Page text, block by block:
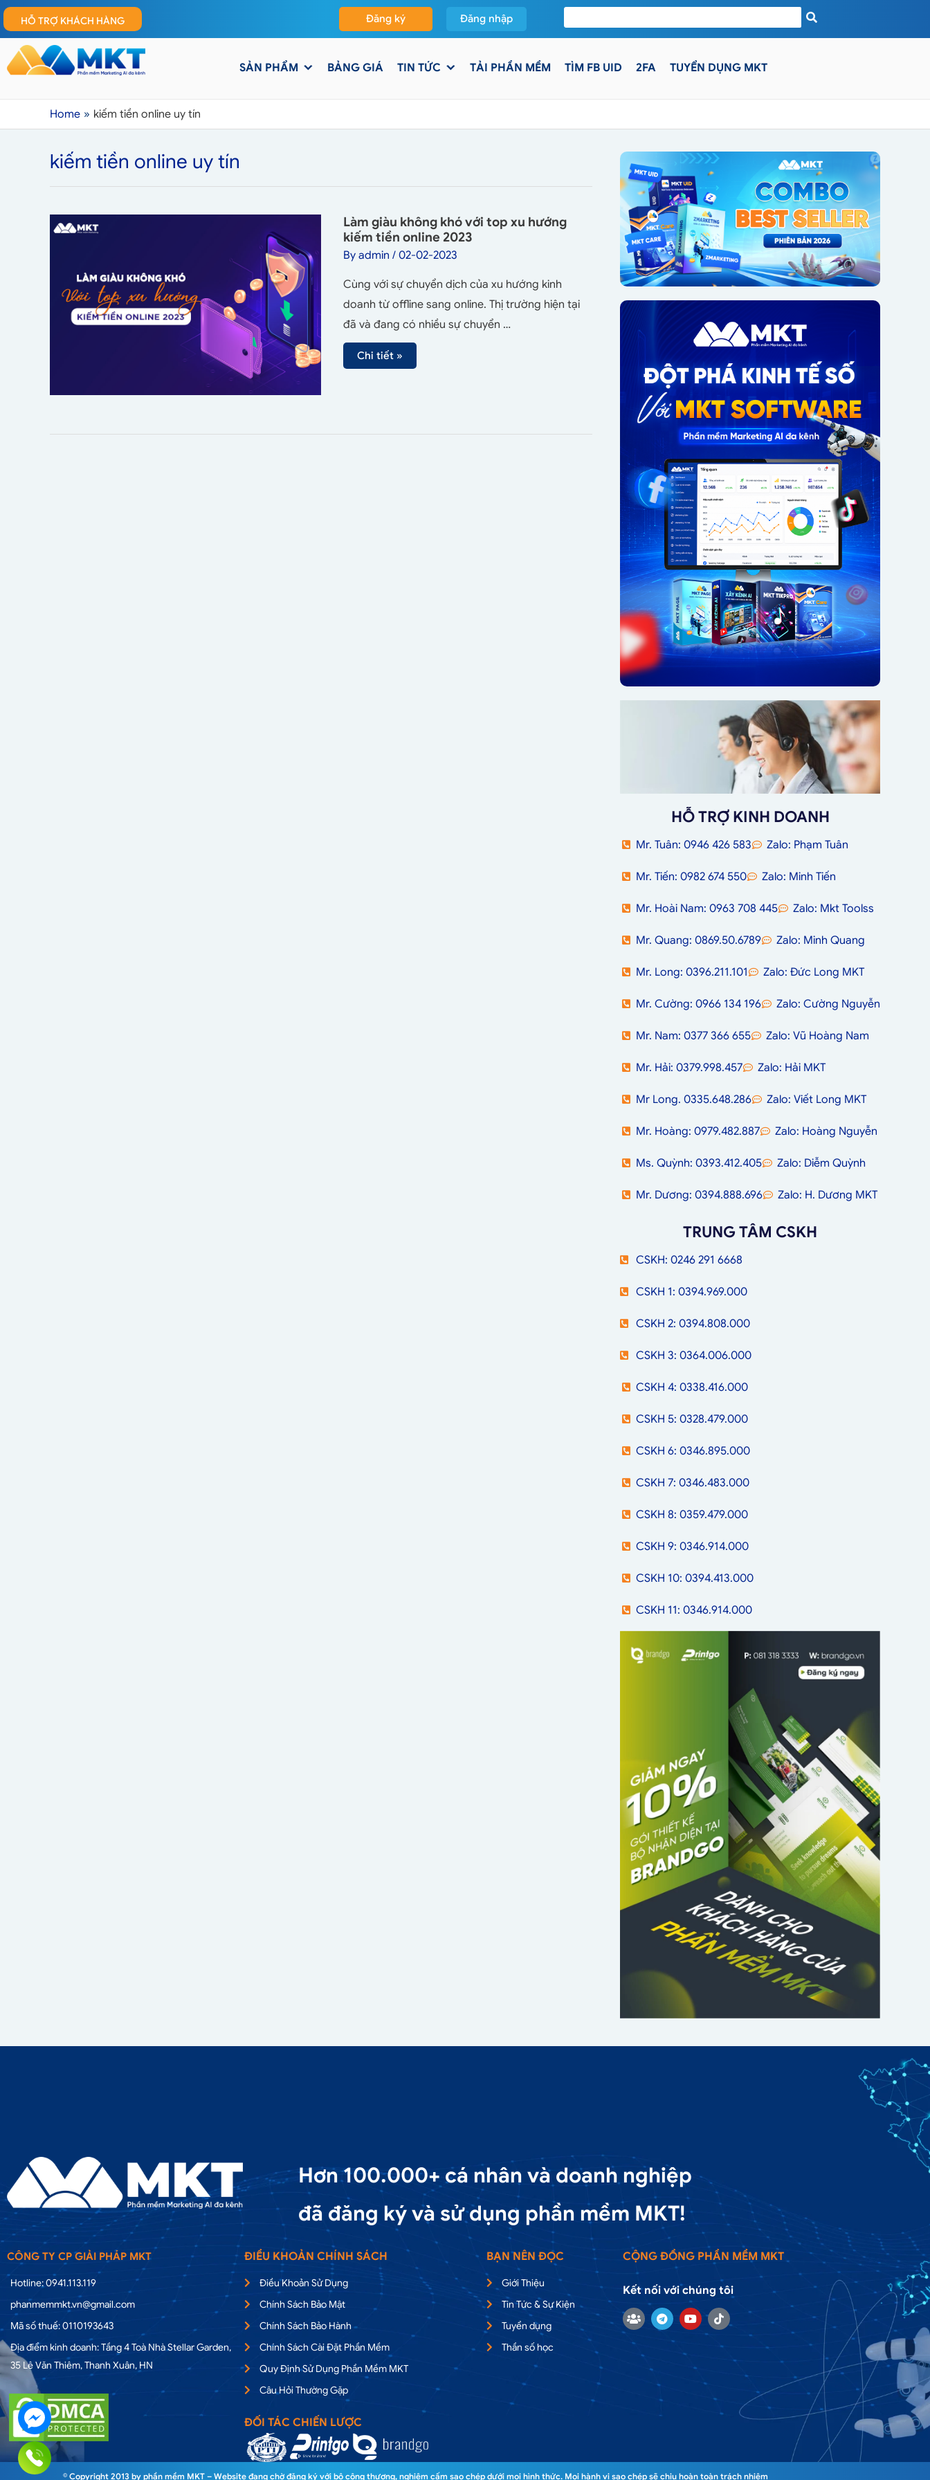
HỖ TRỢ KHÁCH HÀNG Đăng ký Đăng nhập
SẢN PHẨM BẢNG GIÁ TIN TỨC TẢI PHẦN MỀM TÌM FB UID 2FA TUYỂN DỤNG MKT
Home kiếm tiền online uy tín
kiếm tiền online uy tín
Làm giàu không khó với top xu hướng
kiếm tiền online 2023
By admin / 02-02-2023
Cùng với sự chuyển dịch của xu hướng kinh
doanh từ offline sang online. Thị trường hiện tại
đã và đang có nhiều sự chuyển …
Chi tiết »
HỖ TRỢ KINH DOANH
Mr. Tuân: 0946 426 583 Zalo: Phạm Tuân
Mr. Tiến: 0982 674 550 Zalo: Minh Tiến
Mr. Hoài Nam: 0963 708 445 Zalo: Mkt Toolss
Mr. Quang: 0869.50.6789 Zalo: Minh Quang
Mr. Long: 0396.211.101 Zalo: Đức Long MKT
Mr. Cường: 0966 134 196 Zalo: Cường Nguyễn
Mr. Nam: 0377 366 655 Zalo: Vũ Hoàng Nam
Mr. Hải: 0379.998.457 Zalo: Hải MKT
Mr Long. 0335.648.286 Zalo: Viết Long MKT
Mr. Hoàng: 0979.482.887 Zalo: Hoàng Nguyễn
Ms. Quỳnh: 0393.412.405 Zalo: Diễm Quỳnh
Mr. Dương: 0394.888.696 Zalo: H. Dương MKT
TRUNG TÂM CSKH
CSKH: 0246 291 6668
CSKH 1: 0394.969.000
CSKH 2: 0394.808.000
CSKH 3: 0364.006.000
CSKH 4: 0338.416.000
CSKH 5: 0328.479.000
CSKH 6: 0346.895.000
CSKH 7: 0346.483.000
CSKH 8: 0359.479.000
CSKH 9: 0346.914.000
CSKH 10: 0394.413.000
CSKH 11: 0346.914.000
Hơn 100.000+ cá nhân và doanh nghiệp
đã đăng ký và sử dụng phần mềm MKT!
CÔNG TY CP GIẢI PHÁP MKT
Hotline: 0941.113.119
phanmemmkt.vn@gmail.com
Mã số thuế: 0110193643
Địa điểm kinh doanh: Tầng 4 Toà Nhà Stellar Garden,
35 Lê Văn Thiêm, Thanh Xuân, HN
ĐIỀU KHOẢN CHÍNH SÁCH
Điều Khoản Sử Dụng
Chính Sách Bảo Mật
Chính Sách Bảo Hành
Chính Sách Cài Đặt Phần Mềm
Quy Định Sử Dụng Phần Mềm MKT
Câu Hỏi Thường Gặp
ĐỐI TÁC CHIẾN LƯỢC
BẠN NÊN ĐỌC
Giới Thiệu
Tin Tức & Sự Kiện
Tuyển dụng
Thần số học
CỘNG ĐỒNG PHẦN MỀM MKT
Kết nối với chúng tôi
© Copyright 2013 by phần mềm MKT – Website đang chờ đăng ký với bộ công thương, nghiêm cấm sao chép dưới mọi hình thức. Mọi hành vi sao chép sẽ chịu hoàn toàn trách nhiệm